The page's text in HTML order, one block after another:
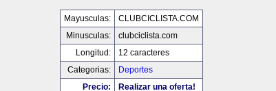
Mayusculas:
CLUBCICLISTA.COM
Minusculas:
clubciclista.com
Longitud:
12 caracteres
Categorias:
Deportes
Precio:
Realizar una oferta!